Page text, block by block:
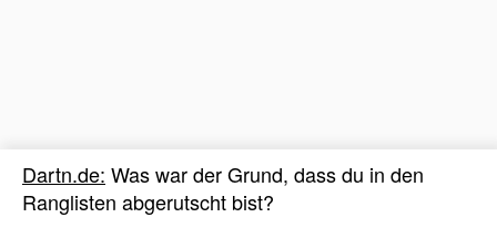
Dartn.de: Was war der Grund, dass du in den
Ranglisten abgerutscht bist?